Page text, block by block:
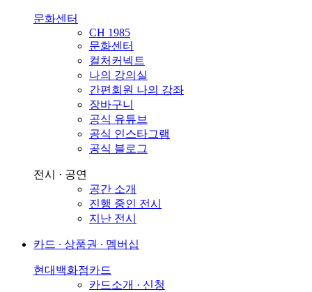
문화센터
CH 1985
문화센터
컬처커넥트
나의 강의실
간편회원 나의 강좌
장바구니
공식 유튜브
공식 인스타그램
공식 블로그
전시 · 공연
공간 소개
진행 중인 전시
지난 전시
카드 ∙ 상품권 ∙ 멤버십
현대백화점카드
카드소개 · 신청